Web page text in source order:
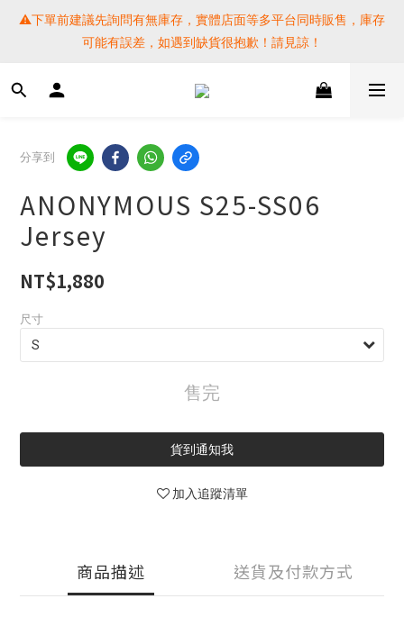
⚠️下單前建議先詢問有無庫存，實體店面等多平台同時販售，庫存
可能有誤差，如遇到缺貨很抱歉！請見諒！
⚠️下單前建議先詢問有無庫存，實體店面等多平台同時販售，庫存
可能有誤差，如遇到缺貨很抱歉！請見諒！
SF EXPRESS WORLD SHIPPING
提醒各位⚠️下單後寄出，請務必在時間內完成取貨才是乖寶寶呦~
如未取貨必須支付運費! 謝謝
⚠️下單前建議先詢問有無庫存，實體店面等多平台同時販售，庫存
可能有誤差，如遇到缺貨很抱歉！請見諒！
分享到
ANONYMOUS S25-SS06
Jersey
NT$1,880
尺寸
售完
貨到通知我
加入追蹤清單
商品描述 送貨及付款方式